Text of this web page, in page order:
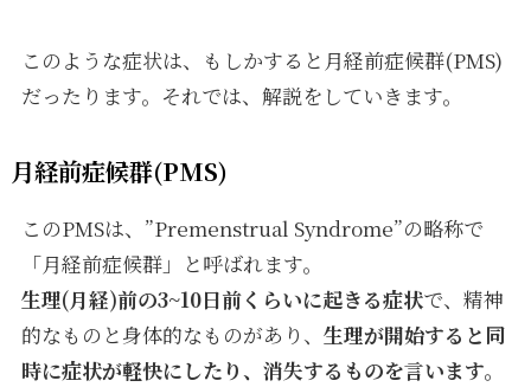
このような症状は、もしかすると月経前症候群(PMS)
だったります。それでは、解説をしていきます。
月経前症候群(PMS)
このPMSは、”Premenstrual Syndrome”の略称で
「月経前症候群」と呼ばれます。
生理(月経)前の3~10日前くらいに起きる症状で、精神
的なものと身体的なものがあり、 生理が開始すると同
時に症状が軽快にしたり、消失するものを言います。